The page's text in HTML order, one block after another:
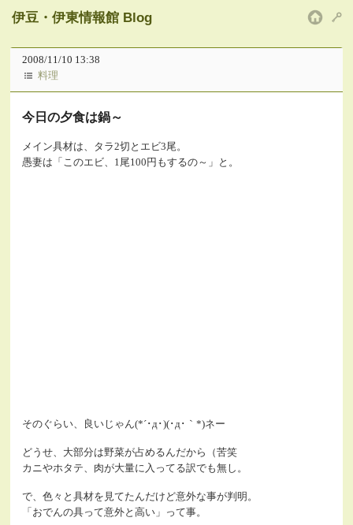
伊豆・伊東情報館 Blog
2008/11/10 13:38
料理
今日の夕食は鍋～
メイン具材は、タラ2切とエビ3尾。
愚妻は「このエビ、1尾100円もするの～」と。
そのぐらい、良いじゃん(*´･д･)(･д･｀*)ネー
どうせ、大部分は野菜が占めるんだから（苦笑
カニやホタテ、肉が大量に入ってる訳でも無し。
で、色々と具材を見てたんだけど意外な事が判明。
「おでんの具って意外と高い」って事。